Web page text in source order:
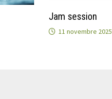
Jam session
11 novembre 2025